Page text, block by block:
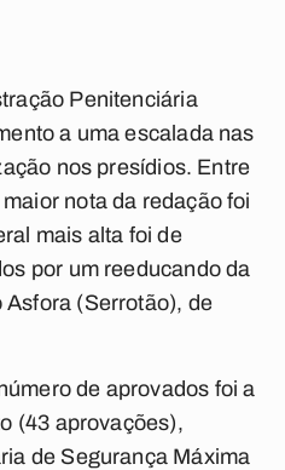
Penitenciária
a uma escalada nas
nos presídios. Entre
nota da redação foi
mais alta foi de
por um reeducando da
(Serrotão), de
de aprovados foi a
(43 aprovações),
de Segurança Máxima